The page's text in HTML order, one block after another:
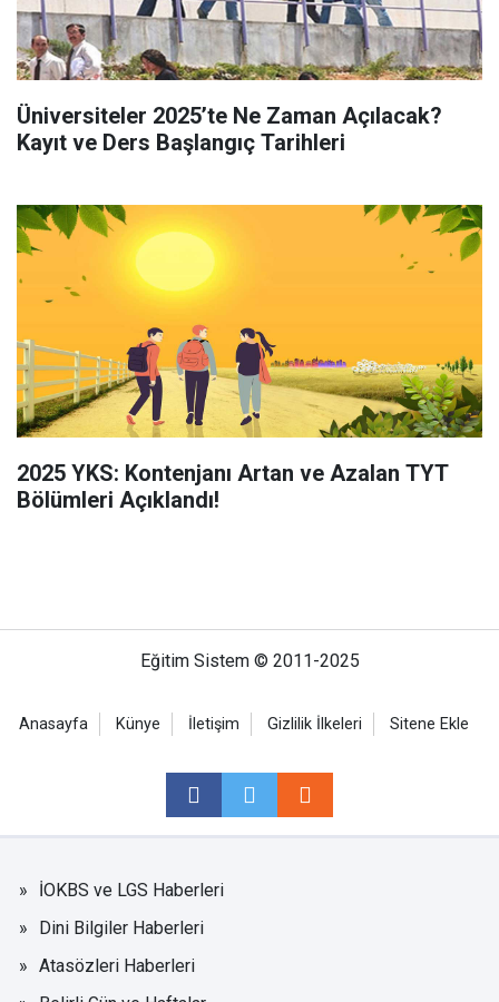
Üniversiteler 2025’te Ne Zaman Açılacak?
Kayıt ve Ders Başlangıç Tarihleri
2025 YKS: Kontenjanı Artan ve Azalan TYT
Bölümleri Açıklandı!
Eğitim Sistem © 2011-2025
Anasayfa Künye İletişim Gizlilik İlkeleri Sitene Ekle
İOKBS ve LGS Haberleri
Dini Bilgiler Haberleri
Atasözleri Haberleri